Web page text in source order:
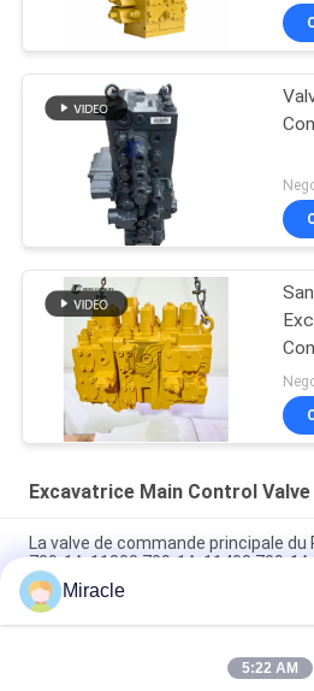
Excavatrice Main Control Valve
La valve de commande principale du
709-1A-11300 709-1A-11400 709-
PC160LC-7 PC160-7 Ventilateur de
Komatsu, 723-57-16100 Excavateur
VOE14541591 Valve de commande
Miracle
5:22 AM